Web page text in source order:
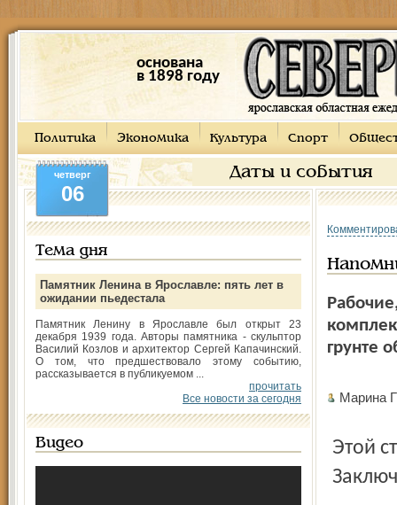
основана
в 1898 году
Политика Экономика Культура Спорт
Даты и события
четверг
06
Тема дня
Памятник Ленина в Ярославле: пять лет в
ожидании пьедестала
Памятник Ленину в Ярославле был открыт 23
декабря 1939 года. Авторы памятника - скульптор
Василий Козлов и архитектор Сергей Капачинский.
О том, что предшествовало этому событию,
рассказывается в публикуемом ...
прочитать
Все новости за сегодня
Видео
грунте
Марина
Этой страшной находкой напомнил о себе Волголаг.